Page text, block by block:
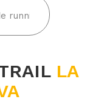
LA